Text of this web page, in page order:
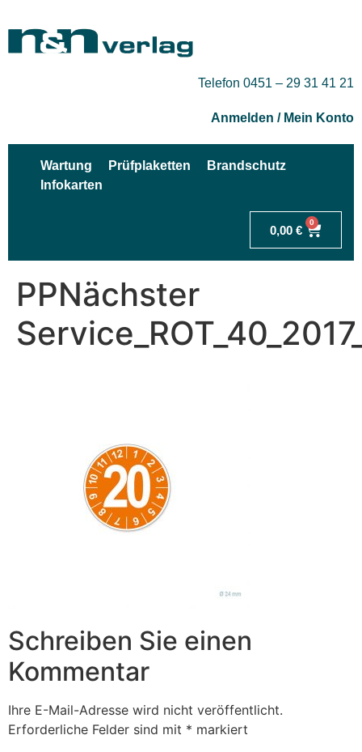
Telefon 0451 – 29 31 41 21
Anmelden / Mein Konto
Wartung Prüfplaketten
Brandschutz
Infokarten
0,00 €
0
PPNächster
Schreiben Sie einen
Kommentar
Ihre E-Mail-Adresse wird nicht veröffentlicht.
Erforderliche Felder sind mit * markiert